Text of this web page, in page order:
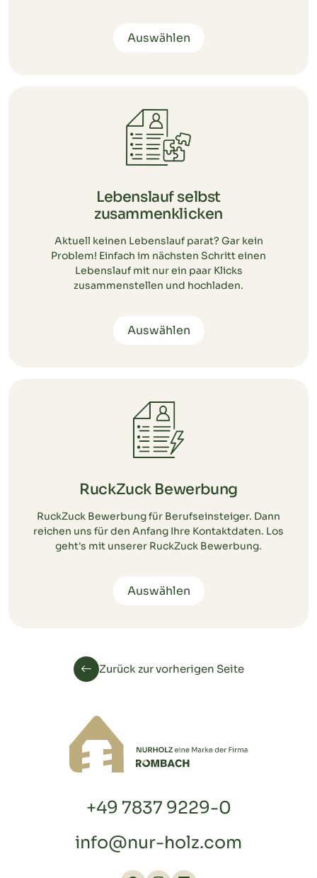
Auswählen
Lebenslauf selbst
zusammenklicken
Aktuell keinen Lebenslauf parat? Gar kein
Problem! Einfach im nächsten Schritt einen
Lebenslauf mit nur ein paar Klicks
zusammenstellen und hochladen.
Auswählen
RuckZuck Bewerbung
RuckZuck Bewerbung für Berufseinsteiger. Dann
reichen uns für den Anfang Ihre Kontaktdaten. Los
geht's mit unserer RuckZuck Bewerbung.
Auswählen
Zurück zur vorherigen Seite
+49 7837 9229-0
info@nur-holz.com